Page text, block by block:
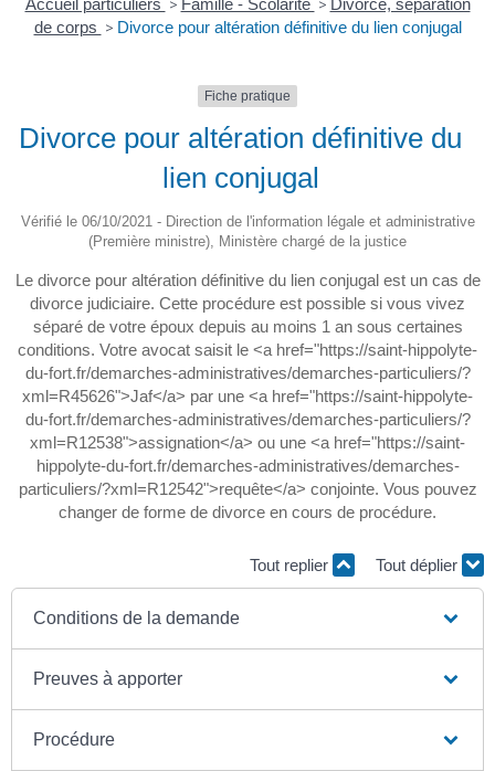
Accueil particuliers > Famille - Scolarité > Divorce, séparation
de corps > Divorce pour altération définitive du lien conjugal
Fiche pratique
Divorce pour altération définitive du
lien conjugal
Vérifié le 06/10/2021 - Direction de l'information légale et administrative
(Première ministre), Ministère chargé de la justice
Le divorce pour altération définitive du lien conjugal est un cas de
divorce judiciaire. Cette procédure est possible si vous vivez
séparé de votre époux depuis au moins 1 an sous certaines
conditions. Votre avocat saisit le <a href="https://saint-hippolyte-
du-fort.fr/demarches-administratives/demarches-particuliers/?
xml=R45626">Jaf</a> par une <a href="https://saint-hippolyte-
du-fort.fr/demarches-administratives/demarches-particuliers/?
xml=R12538">assignation</a> ou une <a href="https://saint-
hippolyte-du-fort.fr/demarches-administratives/demarches-
particuliers/?xml=R12542">requête</a> conjointe. Vous pouvez
changer de forme de divorce en cours de procédure.
Tout replier Tout déplier
Conditions de la demande
Preuves à apporter
Procédure